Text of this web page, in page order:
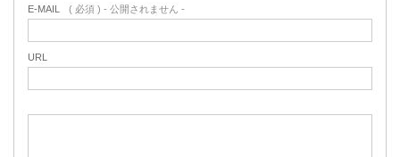
E-MAIL ( 必須 ) - 公開されません -
URL